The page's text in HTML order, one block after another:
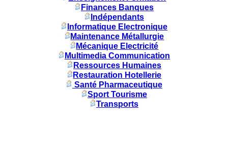
Finances Banques
Indépendants
Informatique Electronique
Maintenance Métallurgie
Mécanique Electricité
Multimedia Communication
Ressources Humaines
Restauration Hotellerie
Santé Pharmaceutique
Sport Tourisme
Transports